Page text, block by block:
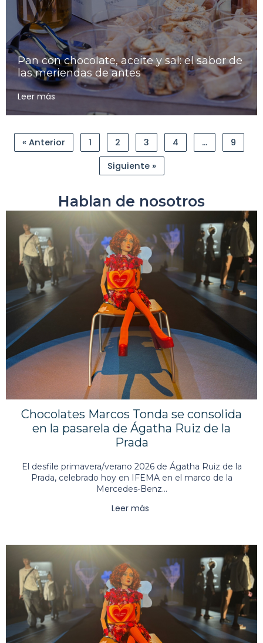
Pan con chocolate, aceite y sal: el sabor de
las meriendas de antes
Leer más
« Anterior 1 2 3 4 …
9
Siguiente »
Hablan de nosotros
Chocolates Marcos Tonda se consolida
en la pasarela de Ágatha Ruiz de la
Prada
El desfile primavera/verano 2026 de Ágatha Ruiz de la
Prada, celebrado hoy en IFEMA en el marco de la
Mercedes-Benz...
Leer más